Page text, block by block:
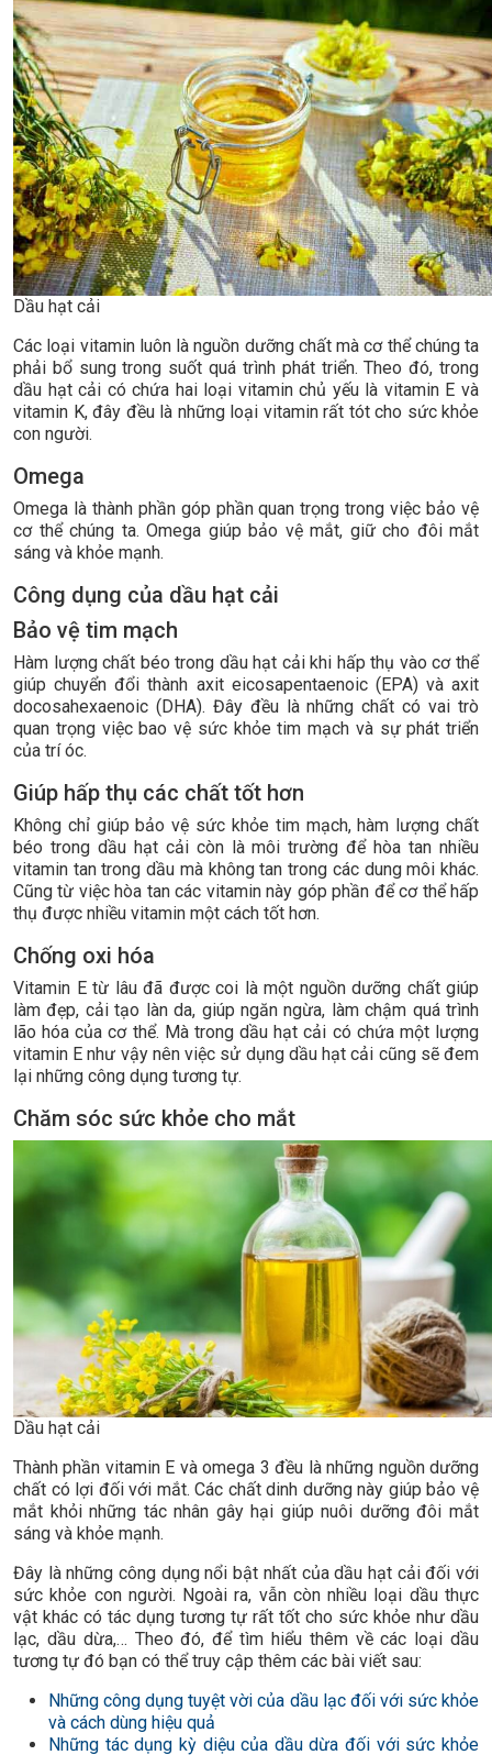
Dầu hạt cải
Các loại vitamin luôn là nguồn dưỡng chất mà cơ thể chúng ta
phải bổ sung trong suốt quá trình phát triển. Theo đó, trong
dầu hạt cải có chứa hai loại vitamin chủ yếu là vitamin E và
vitamin K, đây đều là những loại vitamin rất tót cho sức khỏe
con người.
Omega
Omega là thành phần góp phần quan trọng trong việc bảo vệ
cơ thể chúng ta. Omega giúp bảo vệ mắt, giữ cho đôi mắt
sáng và khỏe mạnh.
Công dụng của dầu hạt cải
Bảo vệ tim mạch
Hàm lượng chất béo trong dầu hạt cải khi hấp thụ vào cơ thể
giúp chuyển đổi thành axit eicosapentaenoic (EPA) và axit
docosahexaenoic (DHA). Đây đều là những chất có vai trò
quan trọng việc bao vệ sức khỏe tim mạch và sự phát triển
của trí óc.
Giúp hấp thụ các chất tốt hơn
Không chỉ giúp bảo vệ sức khỏe tim mạch, hàm lượng chất
béo trong dầu hạt cải còn là môi trường để hòa tan nhiều
vitamin tan trong dầu mà không tan trong các dung môi khác.
Cũng từ việc hòa tan các vitamin này góp phần để cơ thể hấp
thụ được nhiều vitamin một cách tốt hơn.
Chống oxi hóa
Vitamin E từ lâu đã được coi là một nguồn dưỡng chất giúp
làm đẹp, cải tạo làn da, giúp ngăn ngừa, làm chậm quá trình
lão hóa của cơ thể. Mà trong dầu hạt cải có chứa một lượng
vitamin E như vậy nên việc sử dụng dầu hạt cải cũng sẽ đem
lại những công dụng tương tự.
Chăm sóc sức khỏe cho mắt
Dầu hạt cải
Thành phần vitamin E và omega 3 đều là những nguồn dưỡng
chất có lợi đối với mắt. Các chất dinh dưỡng này giúp bảo vệ
mắt khỏi những tác nhân gây hại giúp nuôi dưỡng đôi mắt
sáng và khỏe mạnh.
Đây là những công dụng nổi bật nhất của dầu hạt cải đối với
sức khỏe con người. Ngoài ra, vẫn còn nhiều loại dầu thực
vật khác có tác dụng tương tự rất tốt cho sức khỏe như dầu
lạc, dầu dừa,… Theo đó, để tìm hiểu thêm về các loại dầu
tương tự đó bạn có thể truy cập thêm các bài viết sau:
Những công dụng tuyệt vời của dầu lạc đối với sức khỏe
và cách dùng hiệu quả
Những tác dụng kỳ diệu của dầu dừa đối với sức khỏe